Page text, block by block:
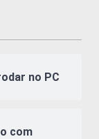
no PC
com